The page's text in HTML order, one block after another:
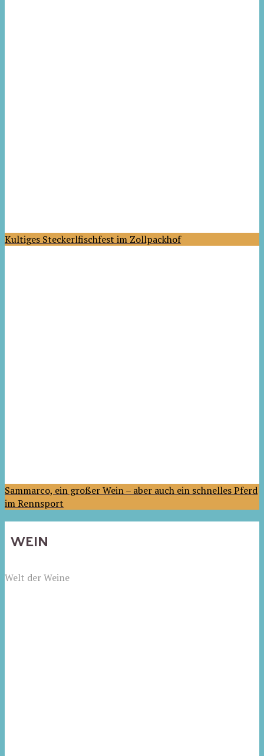
Kultiges Steckerlfischfest im Zollpackhof
Sammarco, ein großer Wein – aber auch ein schnelles Pferd
im Rennsport
WEIN
Welt der Weine